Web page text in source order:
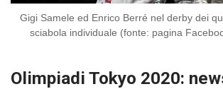
Gigi Samele ed Enrico Berré nel derby dei
sciabola individuale (fonte: pagina
Olimpiadi Tokyo 2020: